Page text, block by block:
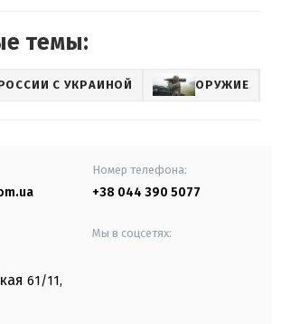
темы:
С УКРАИНОЙ ОРУЖИЕ
Номер телефона:
+38 044 390 5077
61/11,
Мы в соцсетях: